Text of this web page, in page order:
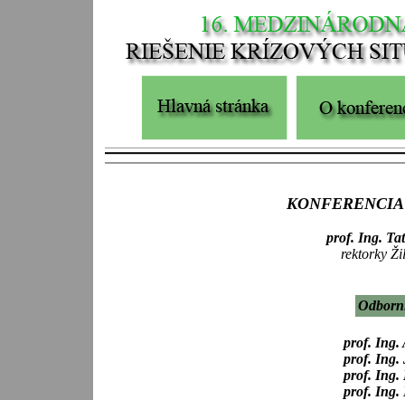
prof. Ing.
rektorky
prof. Ing.
prof. Ing.
prof. Ing.
prof. Ing.